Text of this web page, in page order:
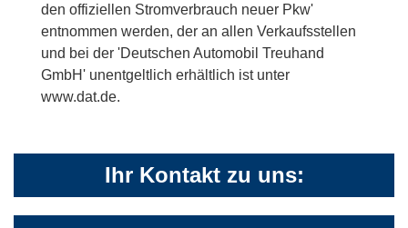
den offiziellen Stromverbrauch neuer Pkw'
entnommen werden, der an allen Verkaufsstellen
und bei der 'Deutschen Automobil Treuhand
GmbH' unentgeltlich erhältlich ist unter
www.dat.de.
Ihr Kontakt zu uns: